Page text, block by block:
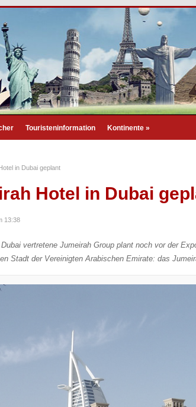
Touristeninformation Kontinente »
in Dubai geplant
Hotel in Dubai
13:38
vertretene Jumeirah Group plant noch vor der
Stadt der Vereinigten Arabischen Emirate: das